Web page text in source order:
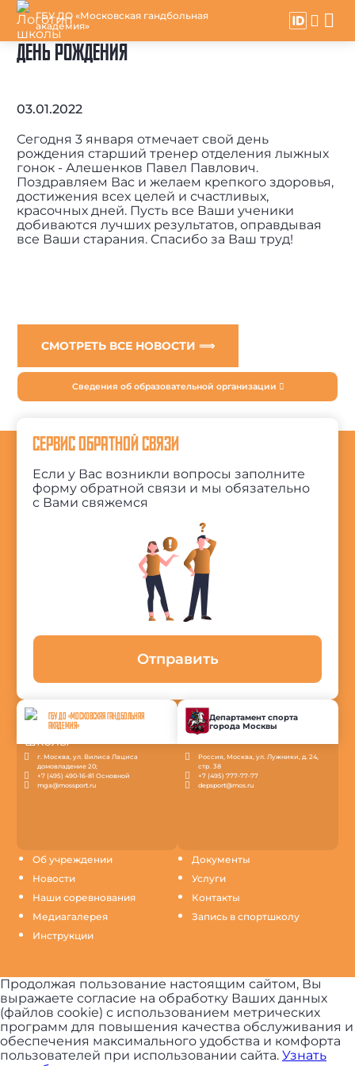
ГБУ ДО «Московская гандбольная
академия»
ДЕНЬ РОЖДЕНИЯ
03.01.2022
Сегодня 3 января отмечает свой день
рождения старший тренер отделения лыжных
гонок - Алешенков Павел Павлович.
Поздравляем Вас и желаем крепкого здоровья,
достижения всех целей и счастливых,
красочных дней. Пусть все Ваши ученики
добиваются лучших результатов, оправдывая
все Ваши старания. Спасибо за Ваш труд!
СМОТРЕТЬ ВСЕ НОВОСТИ ⟹
Сведения об образовательной организации
Об учреждении
Новости
Наши соревнования
Медиагалерея
Инструкции
Документы
Услуги
Контакты
Запись в спортшколу
СЕРВИС ОБРАТНОЙ СВЯЗИ
Если у Вас возникли вопросы заполните
форму обратной связи и мы обязательно
с Вами свяжемся
Отправить
ГБУ ДО «МОСКОВСКАЯ ГАНДБОЛЬНАЯ
АКАДЕМИЯ»
г. Москва, ул. Вилиса Лациса
домовладение 20;
+7 (495) 490-16-81 Основной
mga@mossport.ru
Департамент спорта
города Москвы
Россия, Москва, ул. Лужники, д. 24,
стр. 38
+7 (495) 777-77-77
depsport@mos.ru
Продолжая пользование настоящим сайтом, Вы
выражаете согласие на обработку Ваших данных
(файлов cookie) с использованием метрических
программ для повышения качества обслуживания и
обеспечения максимального удобства и комфорта
пользователей при использовании сайта. Узнать